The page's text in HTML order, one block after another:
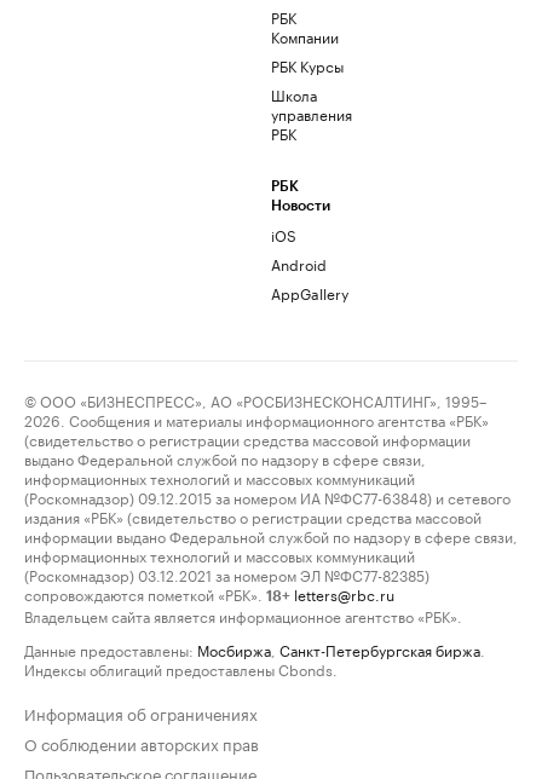
РБК
Компании
РБК Курсы
Школа
управления
РБК
РБК
Новости
iOS
Android
AppGallery
© ООО «БИЗНЕСПРЕСС», АО «РОСБИЗНЕСКОНСАЛТИНГ», 1995–
2026. Сообщения и материалы информационного агентства «РБК»
(свидетельство о регистрации средства массовой информации
выдано Федеральной службой по надзору в сфере связи,
информационных технологий и массовых коммуникаций
(Роскомнадзор) 09.12.2015 за номером ИА №ФС77-63848) и сетевого
издания «РБК» (свидетельство о регистрации средства массовой
информации выдано Федеральной службой по надзору в сфере связи,
информационных технологий и массовых коммуникаций
(Роскомнадзор) 03.12.2021 за номером ЭЛ №ФС77-82385)
сопровождаются пометкой «РБК».
18+ letters@rbc.ru
Владельцем сайта является информационное агентство «РБК».
Данные предоставлены: Мосбиржа Санкт-Петербургская биржа
Индексы облигаций предоставлены Cbonds.
Информация об ограничениях
О соблюдении авторских прав
Пользовательское соглашение